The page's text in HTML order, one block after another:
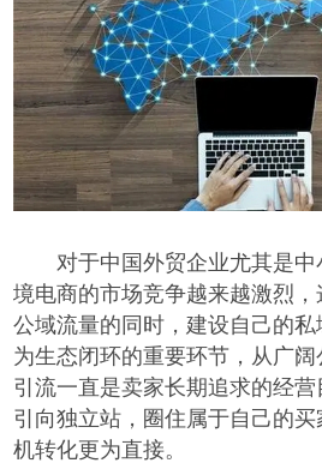
对于中国外贸企业尤其是
境电商的市场竞争越来越激烈
公域流量的同时，建设自己的
为生态闭环的重要环节，从广
引流一直是卖家长期追求的经营
引向独立站，圈住属于自己的买
机转化更为直接。